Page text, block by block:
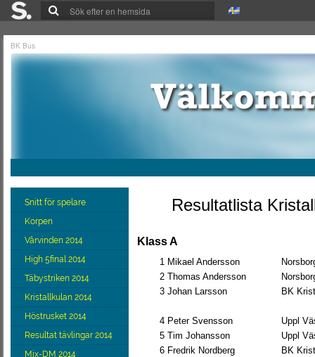
BK Bus
Snitt för spelare
Korpen
Vårvinden 2014
High 5final 2014
Täbystriken 2014
Kristallkulan 2014
Höstrusket 2014
Resultat tävlingar 2014
Mix-DM 2014
Resultatlista
Klass A
1 Mikael Andersson
2 Thomas Andersson
3 Johan Larsson BK
4 Peter Svensson
Uppl
5 Tim Johansson
Uppl
6 Fredrik Nordberg
BK